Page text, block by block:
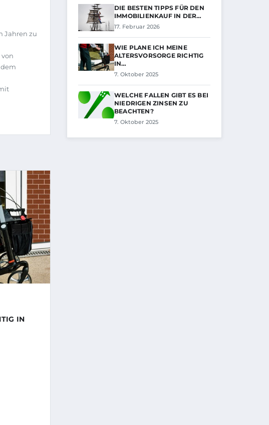
Jahren zu
IN
DIE BESTEN TIPPS FÜR DEN
IMMOBILIENKAUF IN DER…
17. Februar 2026
WIE PLANE ICH MEINE
ALTERSVORSORGE RICHTIG
IN…
7. Oktober 2025
WELCHE FALLEN GIBT ES BEI
NIEDRIGEN ZINSEN ZU
BEACHTEN?
7. Oktober 2025